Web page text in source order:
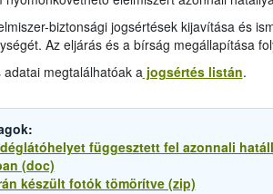
biztonsági jogsértések kijavítása és
Az eljárás és a bírság megállapítása
megtalálhatóak ajogsértés listán.
függesztett fel azonnali
(doc)
készült fotók tömörítve (zip)